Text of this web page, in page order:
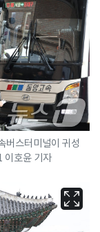
버스터미널이 귀성
호윤 기자